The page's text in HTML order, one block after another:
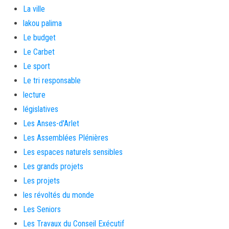
La ville
lakou palima
Le budget
Le Carbet
Le sport
Le tri responsable
lecture
législatives
Les Anses-d'Arlet
Les Assemblées Plénières
Les espaces naturels sensibles
Les grands projets
Les projets
les révoltés du monde
Les Seniors
Les Travaux du Conseil Exécutif